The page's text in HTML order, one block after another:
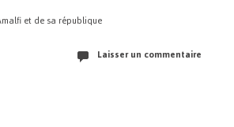
et de sa république
Laisser un commentaire